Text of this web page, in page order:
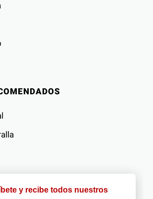
y recibe todos nuestros